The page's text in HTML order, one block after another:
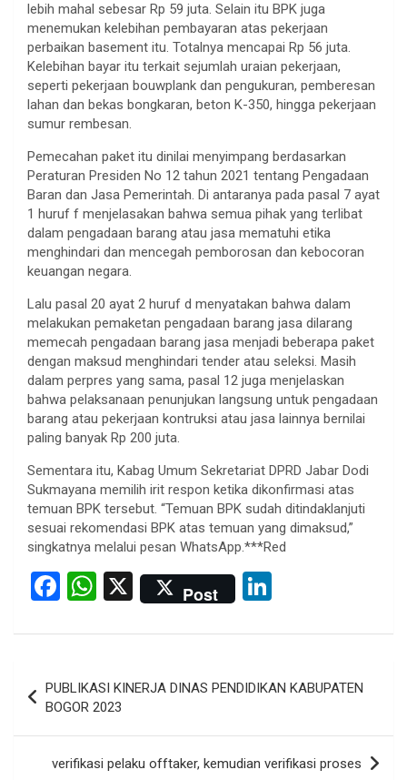
lebih mahal sebesar Rp 59 juta. Selain itu BPK juga
menemukan kelebihan pembayaran atas pekerjaan
perbaikan basement itu. Totalnya mencapai Rp 56 juta.
Kelebihan bayar itu terkait sejumlah uraian pekerjaan,
seperti pekerjaan bouwplank dan pengukuran, pemberesan
lahan dan bekas bongkaran, beton K-350, hingga pekerjaan
sumur rembesan.
Pemecahan paket itu dinilai menyimpang berdasarkan
Peraturan Presiden No 12 tahun 2021 tentang Pengadaan
Baran dan Jasa Pemerintah. Di antaranya pada pasal 7 ayat
1 huruf f menjelasakan bahwa semua pihak yang terlibat
dalam pengadaan barang atau jasa mematuhi etika
menghindari dan mencegah pemborosan dan kebocoran
keuangan negara.
Lalu pasal 20 ayat 2 huruf d menyatakan bahwa dalam
melakukan pemaketan pengadaan barang jasa dilarang
memecah pengadaan barang jasa menjadi beberapa paket
dengan maksud menghindari tender atau seleksi. Masih
dalam perpres yang sama, pasal 12 juga menjelaskan
bahwa pelaksanaan penunjukan langsung untuk pengadaan
barang atau pekerjaan kontruksi atau jasa lainnya bernilai
paling banyak Rp 200 juta.
Sementara itu, Kabag Umum Sekretariat DPRD Jabar Dodi
Sukmayana memilih irit respon ketika dikonfirmasi atas
temuan BPK tersebut. “Temuan BPK sudah ditindaklanjuti
sesuai rekomendasi BPK atas temuan yang dimaksud,”
singkatnya melalui pesan WhatsApp.***Red
F
ce
b
o
o
k
W
at
s
A
p
p
X Post
ke
dI
n
navigation
PUBLIKASI KINERJA DINAS PENDIDIKAN KABUPATEN
BOGOR 2023
verifikasi pelaku offtaker, kemudian verifikasi proses